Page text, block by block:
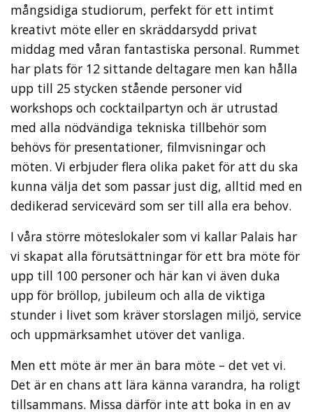
mångsidiga studiorum, perfekt för ett intimt
kreativt möte eller en skräddarsydd privat
middag med våran fantastiska personal. Rummet
har plats för 12 sittande deltagare men kan hålla
upp till 25 stycken stående personer vid
workshops och cocktailpartyn och är utrustad
med alla nödvändiga tekniska tillbehör som
behövs för presentationer, filmvisningar och
möten. Vi erbjuder flera olika paket för att du ska
kunna välja det som passar just dig, alltid med en
dedikerad servicevärd som ser till alla era behov.
I våra större möteslokaler som vi kallar Palais har
vi skapat alla förutsättningar för ett bra möte för
upp till 100 personer och här kan vi även duka
upp för bröllop, jubileum och alla de viktiga
stunder i livet som kräver storslagen miljö, service
och uppmärksamhet utöver det vanliga.
Men ett möte är mer än bara möte – det vet vi.
Det är en chans att lära känna varandra, ha roligt
tillsammans. Missa därför inte att boka in en av